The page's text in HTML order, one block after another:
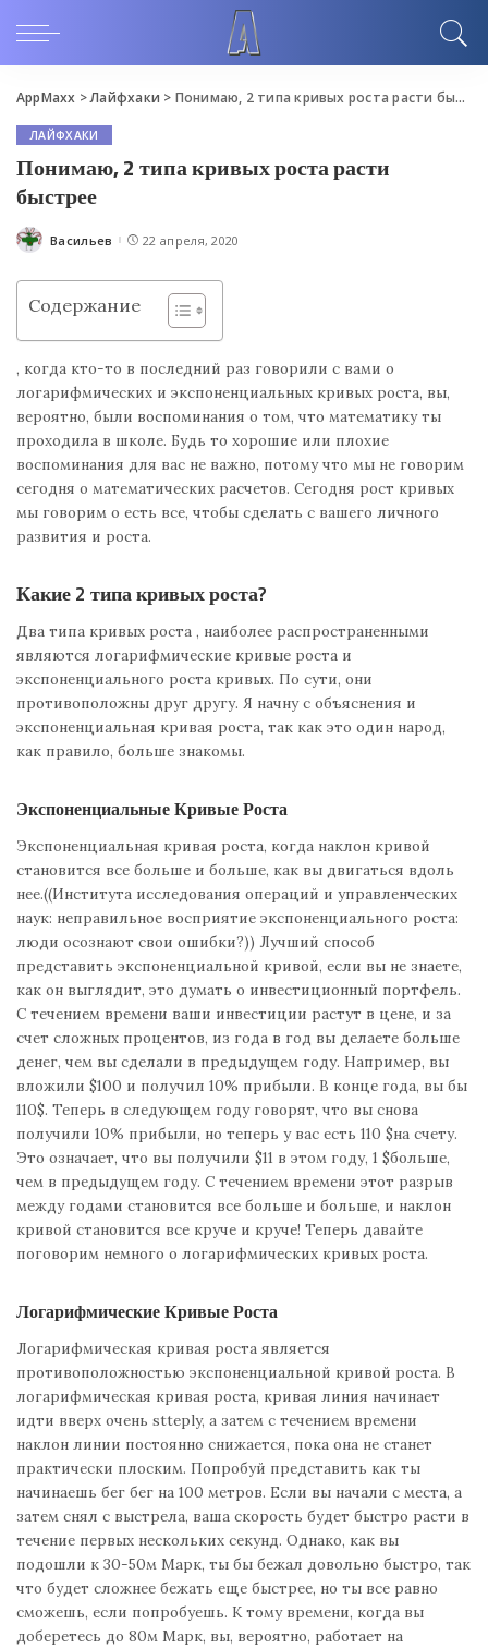
AppMaxx >Лайфхаки > Понимаю, 2 типа кривых роста расти быстрее
ЛАЙФХАКИ
Понимаю, 2 типа кривых роста расти
быстрее
Posted
Васильев 22 апреля, 2020
Содержание
, когда кто-то в последний раз говорили с вами о
логарифмических и экспоненциальных кривых роста, вы,
вероятно, были воспоминания о том, что математику ты
проходила в школе. Будь то хорошие или плохие
воспоминания для вас не важно, потому что мы не говорим
сегодня о математических расчетов. Сегодня рост кривых
мы говорим о есть все, чтобы сделать с вашего личного
развития и роста.
Какие 2 типа кривых роста?
Два типа кривых роста , наиболее распространенными
являются логарифмические кривые роста и
экспоненциального роста кривых. По сути, они
противоположны друг другу. Я начну с объяснения и
экспоненциальная кривая роста, так как это один народ,
как правило, больше знакомы.
Экспоненциальные Кривые Роста
Экспоненциальная кривая роста, когда наклон кривой
становится все больше и больше, как вы двигаться вдоль
нее.((Института исследования операций и управленческих
наук: неправильное восприятие экспоненциального роста:
люди осознают свои ошибки?)) Лучший способ
представить экспоненциальной кривой, если вы не знаете,
как он выглядит, это думать о инвестиционный портфель.
С течением времени ваши инвестиции растут в цене, и за
счет сложных процентов, из года в год вы делаете больше
денег, чем вы сделали в предыдущем году. Например, вы
вложили $100 и получил 10% прибыли. В конце года, вы бы
110$. Теперь в следующем году говорят, что вы снова
получили 10% прибыли, но теперь у вас есть 110 $на счету.
Это означает, что вы получили $11 в этом году, 1 $больше,
чем в предыдущем году. С течением времени этот разрыв
между годами становится все больше и больше, и наклон
кривой становится все круче и круче! Теперь давайте
поговорим немного о логарифмических кривых роста.
Логарифмические Кривые Роста
Логарифмическая кривая роста является
противоположностью экспоненциальной кривой роста. В
логарифмическая кривая роста, кривая линия начинает
идти вверх очень stteply, а затем с течением времени
наклон линии постоянно снижается, пока она не станет
практически плоским. Попробуй представить как ты
начинаешь бег бег на 100 метров. Если вы начали с места, а
затем снял с выстрела, ваша скорость будет быстро расти в
течение первых нескольких секунд. Однако, как вы
подошли к 30-50м Марк, ты бы бежал довольно быстро, так
что будет сложнее бежать еще быстрее, но ты все равно
сможешь, если попробуешь. К тому времени, когда вы
доберетесь до 80м Марк, вы, вероятно, работает на